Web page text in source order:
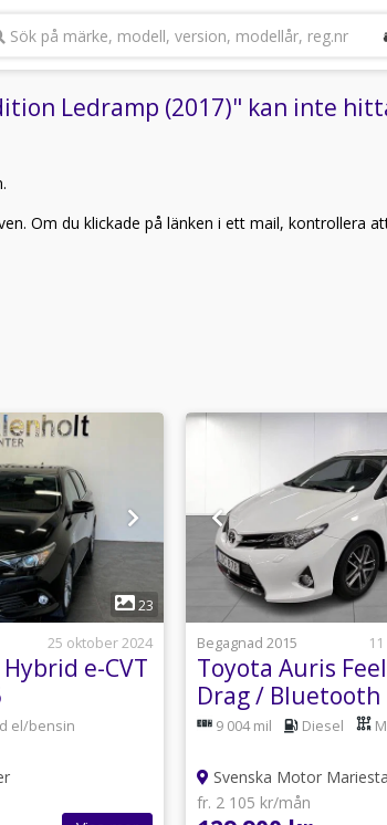
Sök på märke, modell, version, modellår, reg.nr
Ledramp (2017)" kan inte
Om du klickade på länken i ett mail, kontrollera
23
25 oktober 2024
e-CVT
el/bensin
1
Begagnad 2015
Toyota Auris
Drag / Bluetooth
9 004 mil Diesel
Svenska Motor
fr. 2 105 kr/mån